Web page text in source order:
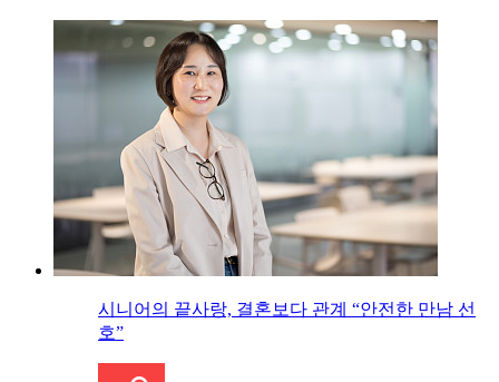
시니어의 끝사랑, 결혼보다 관계 “안전한 만남 선
호”